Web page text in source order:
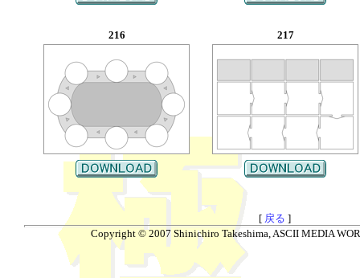
216 217
[ 戻る ]
Copyright © 2007 Shinichiro Takeshima, ASCII MEDIA